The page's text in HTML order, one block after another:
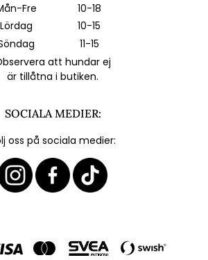
Fre
10-18
Lördag
10-15
11-15
att hundar ej
är tillåtna i butiken.
SOCIALA MEDIER:
oss på sociala medier: